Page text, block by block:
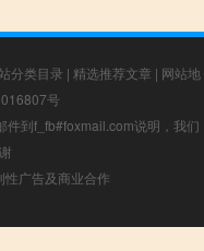
分类目录 | 精选推荐文章 | 网站地
号
件到f_fb#foxmail.com说明，我们
广告及商业合作